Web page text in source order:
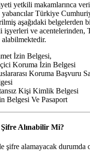
yetkili makamlarınca
yabancılar Türkiye
aşağıdaki belgelerden
ve acentelerinden,
İzin Belgesi,
Koruma İzin Belgesi
Koruma Başvuru
Kişi Kimlik Belgesi
Belgesi Ve Pasaport
Alınabilir Mi?
şifre alamayacak durumda